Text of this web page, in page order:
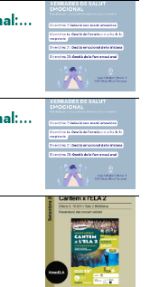
Image
Image
Image